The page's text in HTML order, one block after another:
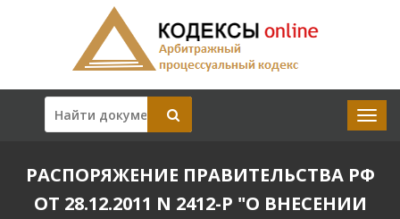
РАСПОРЯЖЕНИЕ ПРАВИТЕЛЬСТВА РФ
ОТ 28.12.2011 N 2412-Р "О ВНЕСЕНИИ